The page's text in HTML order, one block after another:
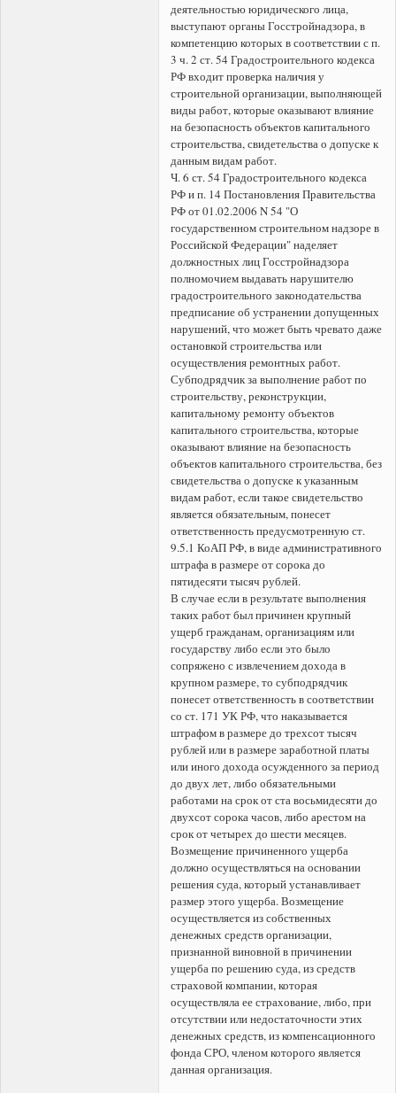
деятельностью юридического лица,
выступают органы Госстройнадзора, в
компетенцию которых в соответствии с п.
3 ч. 2 ст. 54 Градостроительного кодекса
РФ входит проверка наличия у
строительной организации, выполняющей
виды работ, которые оказывают влияние
на безопасность объектов капитального
строительства, свидетельства о допуске к
данным видам работ.
Ч. 6 ст. 54 Градостроительного кодекса
РФ и п. 14 Постановления Правительства
РФ от 01.02.2006 N 54 "О
государственном строительном надзоре в
Российской Федерации" наделяет
должностных лиц Госстройнадзора
полномочием выдавать нарушителю
градостроительного законодательства
предписание об устранении допущенных
нарушений, что может быть чревато даже
остановкой строительства или
осуществления ремонтных работ.
Субподрядчик за выполнение работ по
строительству, реконструкции,
капитальному ремонту объектов
капитального строительства, которые
оказывают влияние на безопасность
объектов капитального строительства, без
свидетельства о допуске к указанным
видам работ, если такое свидетельство
является обязательным, понесет
ответственность предусмотренную ст.
9.5.1 КоАП РФ, в виде административного
штрафа в размере от сорока до
пятидесяти тысяч рублей.
В случае если в результате выполнения
таких работ был причинен крупный
ущерб гражданам, организациям или
государству либо если это было
сопряжено с извлечением дохода в
крупном размере, то субподрядчик
понесет ответственность в соответствии
со ст. 171 УК РФ, что наказывается
штрафом в размере до трехсот тысяч
рублей или в размере заработной платы
или иного дохода осужденного за период
до двух лет, либо обязательными
работами на срок от ста восьмидесяти до
двухсот сорока часов, либо арестом на
срок от четырех до шести месяцев.
Возмещение причиненного ущерба
должно осуществляться на основании
решения суда, который устанавливает
размер этого ущерба. Возмещение
осуществляется из собственных
денежных средств организации,
признанной виновной в причинении
ущерба по решению суда, из средств
страховой компании, которая
осуществляла ее страхование, либо, при
отсутствии или недостаточности этих
денежных средств, из компенсационного
фонда СРО, членом которого является
данная организация.